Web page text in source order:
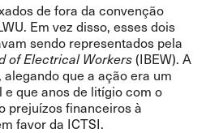
de fora da convenção
Em vez disso, esses dois
sendo representados pela
of Electrical Workers(IBEW). A
que a ação era um
que anos de litígio com o
prejuízos financeiros à
favor da ICTSI.